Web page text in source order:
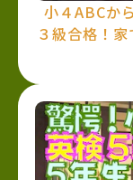
小４ABCか
３級合格！